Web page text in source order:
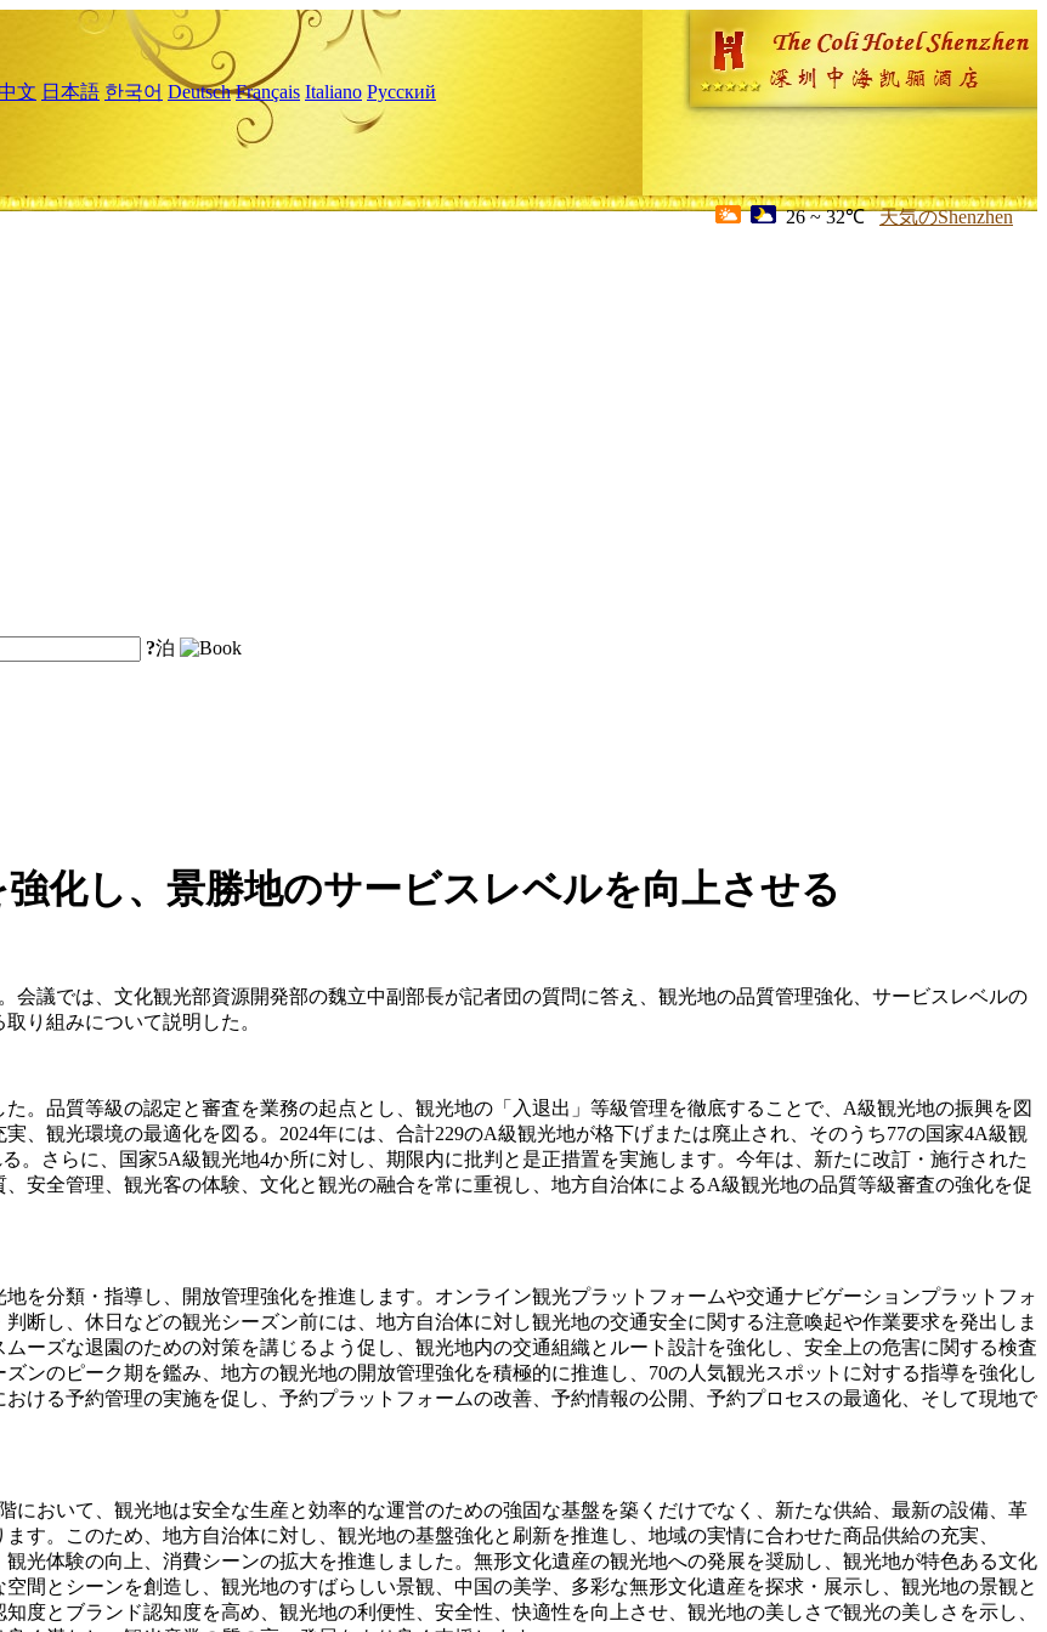
文 日本語 한국어 Deutsch Français Italiano Русский
26 ~ 32℃ 天気のShenzhen
?泊
化し、景勝地のサービスレベルを向上させる
会議では、文化観光部資源開発部の魏立中副部長が記者団の質問に答え、観光地の品質管理強化、サービスレベルの
り組みについて説明した。
。品質等級の認定と審査を業務の起点とし、観光地の「入退出」等級管理を徹底することで、A級観光地の振興を図
、観光環境の最適化を図る。2024年には、合計229のA級観光地が格下げまたは廃止され、そのうち77の国家4A級観
。さらに、国家5A級観光地4か所に対し、期限内に批判と是正措置を実施します。今年は、新たに改訂・施行された
安全管理、観光客の体験、文化と観光の融合を常に重視し、地方自治体によるA級観光地の品質等級審査の強化を促
を分類・指導し、開放管理強化を推進します。オンライン観光プラットフォームや交通ナビゲーションプラットフォ
断し、休日などの観光シーズン前には、地方自治体に対し観光地の交通安全に関する注意喚起や作業要求を発出しま
ーズな退園のための対策を講じるよう促し、観光地内の交通組織とルート設計を強化し、安全上の危害に関する検査
ンのピーク期を鑑み、地方の観光地の開放管理強化を積極的に推進し、70の人気観光スポットに対する指導を強化し
ける予約管理の実施を促し、予約プラットフォームの改善、予約情報の公開、予約プロセスの最適化、そして現地で
おいて、観光地は安全な生産と効率的な運営のための強固な基盤を築くだけでなく、新たな供給、最新の設備、革
す。このため、地方自治体に対し、観光地の基盤強化と刷新を推進し、地域の実情に合わせた商品供給の充実、
光体験の向上、消費シーンの拡大を推進しました。無形文化遺産の観光地への発展を奨励し、観光地が特色ある文化
間とシーンを創造し、観光地のすばらしい景観、中国の美学、多彩な無形文化遺産を探求・展示し、観光地の景観と
度とブランド認知度を高め、観光地の利便性、安全性、快適性を向上させ、観光地の美しさで観光の美しさを示し、